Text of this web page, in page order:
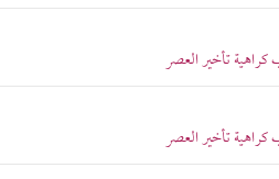
تأخير العصر
تأخير العصر